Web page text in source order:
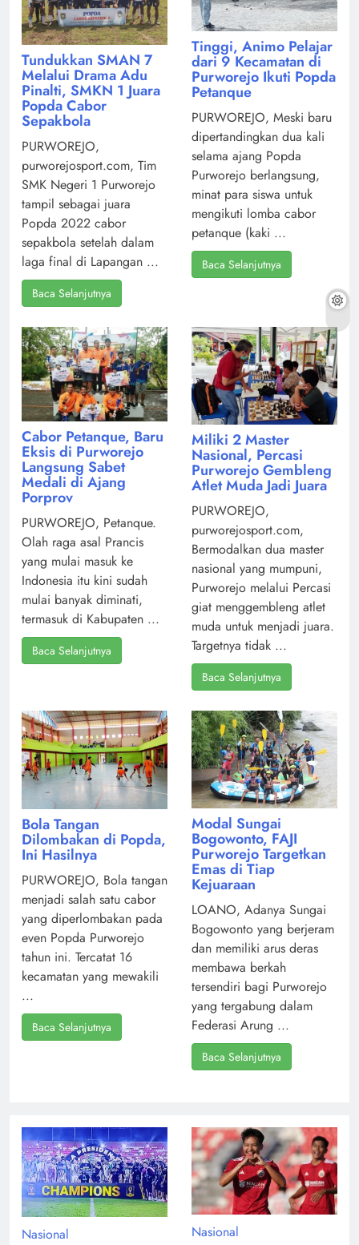
Tundukkan SMAN 7
Melalui Drama Adu
Pinalti, SMKN 1 Juara
Popda Cabor
Sepakbola
PURWOREJO,
purworejosport.com, Tim
SMK Negeri 1 Purworejo
tampil sebagai juara
Popda 2022 cabor
sepakbola setelah dalam
laga final di Lapangan ...
Baca Selanjutnya
Tinggi, Animo Pelajar
dari 9 Kecamatan di
Purworejo Ikuti Popda
Petanque
PURWOREJO, Meski baru
dipertandingkan dua kali
selama ajang Popda
Purworejo berlangsung,
minat para siswa untuk
mengikuti lomba cabor
petanque (kaki ...
Baca Selanjutnya
Cabor Petanque, Baru
Eksis di Purworejo
Langsung Sabet
Medali di Ajang
Porprov
PURWOREJO, Petanque.
Olah raga asal Prancis
yang mulai masuk ke
Indonesia itu kini sudah
mulai banyak diminati,
termasuk di Kabupaten ...
Baca Selanjutnya
Miliki 2 Master
Nasional, Percasi
Purworejo Gembleng
Atlet Muda Jadi Juara
PURWOREJO,
purworejosport.com,
Bermodalkan dua master
nasional yang mumpuni,
Purworejo melalui Percasi
giat menggembleng atlet
muda untuk menjadi juara.
Targetnya tidak ...
Baca Selanjutnya
Bola Tangan
Dilombakan di Popda,
Ini Hasilnya
PURWOREJO, Bola tangan
menjadi salah satu cabor
yang diperlombakan pada
even Popda Purworejo
tahun ini. Tercatat 16
kecamatan yang mewakili
...
Baca Selanjutnya
Modal Sungai
Bogowonto, FAJI
Purworejo Targetkan
Emas di Tiap
Kejuaraan
LOANO, Adanya Sungai
Bogowonto yang berjeram
dan memiliki arus deras
membawa berkah
tersendiri bagi Purworejo
yang tergabung dalam
Federasi Arung ...
Baca Selanjutnya
Nasional Nasional